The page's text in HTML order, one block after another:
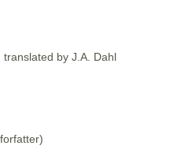
by J.A. Dahl